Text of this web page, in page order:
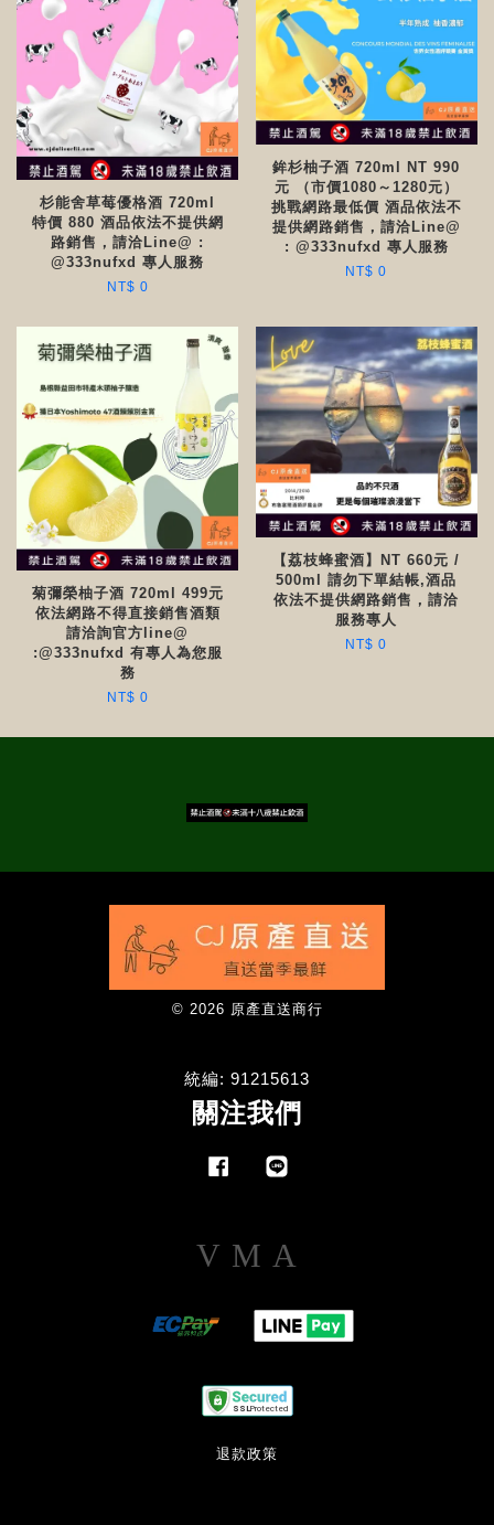
杉能舍草莓優格酒 720ml
特價 880 酒品依法不提供網
路銷售，請洽Line@ :
@333nufxd 專人服務
NT$ 0
鉾杉柚子酒 720ml NT 990
元 （市價1080～1280元）
挑戰網路最低價 酒品依法不
提供網路銷售，請洽Line@
: @333nufxd 專人服務
NT$ 0
菊彌榮柚子酒 720ml 499元
依法網路不得直接銷售酒類
請洽詢官方line@
:@333nufxd 有專人為您服
務
NT$ 0
【荔枝蜂蜜酒】NT 660元 /
500ml 請勿下單結帳,酒品
依法不提供網路銷售，請洽
服務專人
NT$ 0
© 2026 原產直送商行
統編: 91215613
關注我們
Facebook
Visa Master
退款政策